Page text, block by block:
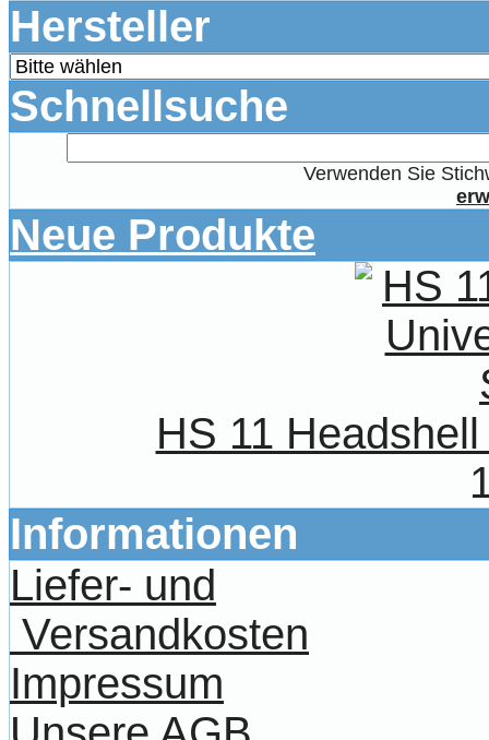
Hersteller
Schnellsuche
Verwenden Sie
Neue Produkte
HS 11
Informationen
Liefer- und
Versandkosten
Impressum